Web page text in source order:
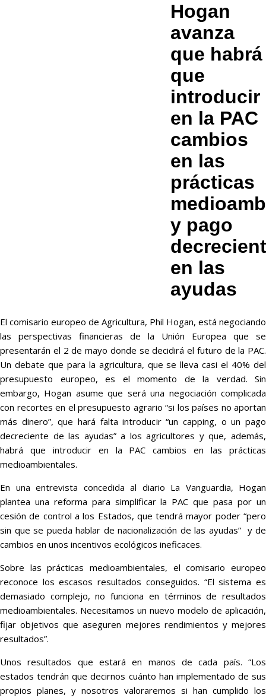
Hogan
avanza
que habrá
que
introducir
en la PAC
cambios
en las
prácticas
y pago
en las
ayudas
El comisario europeo de Agricultura, Phil Hogan, está negociando
las perspectivas financieras de la Unión Europea que se
presentarán el 2 de mayo donde se decidirá el futuro de la PAC.
Un debate que para la agricultura, que se lleva casi el 40% del
presupuesto europeo, es el momento de la verdad. Sin
embargo, Hogan asume que será una negociación complicada
con recortes en el presupuesto agrario “si los países no aportan
más dinero”, que hará falta introducir “un capping, o un pago
decreciente de las ayudas” a los agricultores y que, además,
habrá que introducir en la PAC cambios en las prácticas
medioambientales.
En una entrevista concedida al diario La Vanguardia, Hogan
plantea una reforma para simplificar la PAC que pasa por un
cesión de control a los Estados, que tendrá mayor poder “pero
sin que se pueda hablar de nacionalización de las ayudas” y de
cambios en unos incentivos ecológicos ineficaces.
Sobre las prácticas medioambientales, el comisario europeo
reconoce los escasos resultados conseguidos. “El sistema es
demasiado complejo, no funciona en términos de resultados
medioambientales. Necesitamos un nuevo modelo de aplicación,
fijar objetivos que aseguren mejores rendimientos y mejores
resultados”.
Unos resultados que estará en manos de cada país. “Los
estados tendrán que decirnos cuánto han implementado de sus
propios planes, y nosotros valoraremos si han cumplido los